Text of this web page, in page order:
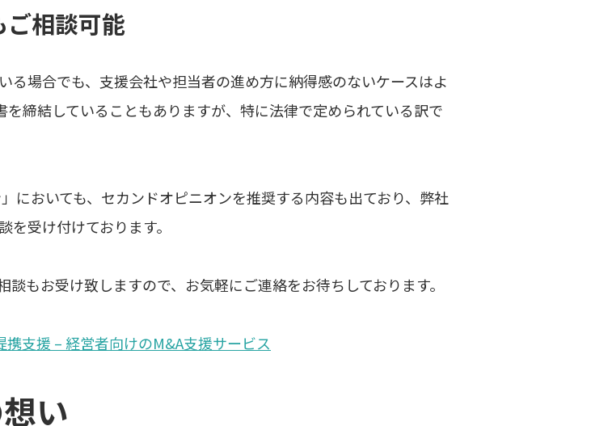
相談可能
る場合でも、支援会社や担当者の進め方に納得感のないケースはよ
締結していることもありますが、特に法律で定められている訳で
においても、セカンドオピニオンを推奨する内容も出ており、弊社
受け付けております。
もお受け致しますので、お気軽にご連絡をお待ちしております。
支援 – 経営者向けのM&A支援サービス
い